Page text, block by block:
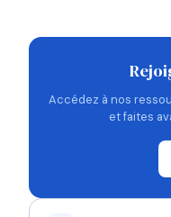
Accédez à nos
et faites